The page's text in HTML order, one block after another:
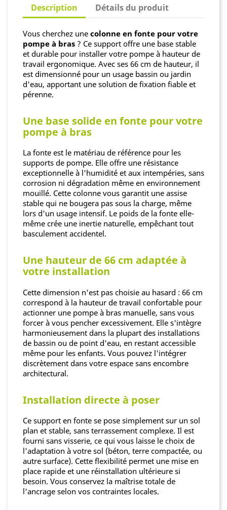
Description Détails du produit
Vous cherchez une colonne en fonte pour votre
pompe à bras ? Ce support offre une base stable
et durable pour installer votre pompe à hauteur de
travail ergonomique. Avec ses 66 cm de hauteur, il
est dimensionné pour un usage bassin ou jardin
d'eau, apportant une solution de fixation fiable et
pérenne.
Une base solide en fonte pour votre
pompe à bras
La fonte est le matériau de référence pour les
supports de pompe. Elle offre une résistance
exceptionnelle à l'humidité et aux intempéries, sans
corrosion ni dégradation même en environnement
mouillé. Cette colonne vous garantit une assise
stable qui ne bougera pas sous la charge, même
lors d'un usage intensif. Le poids de la fonte elle-
même crée une inertie naturelle, empêchant tout
basculement accidentel.
Une hauteur de 66 cm adaptée à
votre installation
Cette dimension n'est pas choisie au hasard : 66 cm
correspond à la hauteur de travail confortable pour
actionner une pompe à bras manuelle, sans vous
forcer à vous pencher excessivement. Elle s'intègre
harmonieusement dans la plupart des installations
de bassin ou de point d'eau, en restant accessible
même pour les enfants. Vous pouvez l'intégrer
discrètement dans votre espace sans encombre
architectural.
Installation directe à poser
Ce support en fonte se pose simplement sur un sol
plan et stable, sans terrassement complexe. Il est
fourni sans visserie, ce qui vous laisse le choix de
l'adaptation à votre sol (béton, terre compactée, ou
autre surface). Cette flexibilité permet une mise en
place rapide et une réinstallation ultérieure si
besoin. Vous conservez la maîtrise totale de
l'ancrage selon vos contraintes locales.